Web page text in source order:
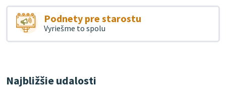
Podnety pre starostu
Vyriešme to spolu
Najbližšie udalosti